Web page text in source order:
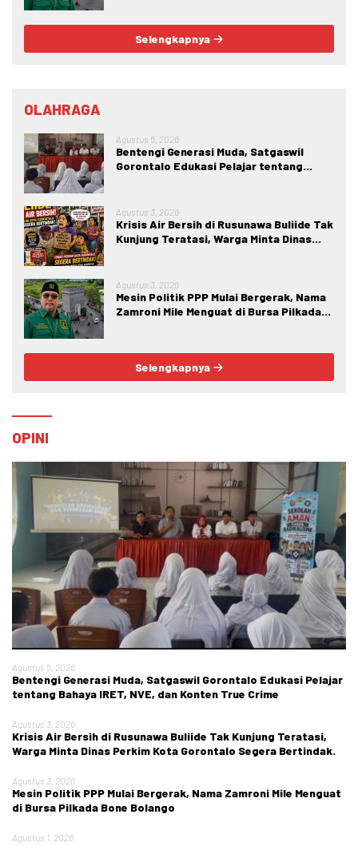
Selengkapnya
OLAHRAGA
Agustus 5, 2026
Bentengi Generasi Muda, Satgaswil
Gorontalo Edukasi Pelajar tentang
Agustus 3, 2026
Krisis Air Bersih di Rusunawa Buliide Tak
Kunjung Teratasi, Warga Minta Dinas
Agustus 3, 2026
Mesin Politik PPP Mulai Bergerak, Nama
Zamroni Mile Menguat di Bursa Pilkada
Selengkapnya
OPINI
Agustus 5, 2026
Bentengi Generasi Muda, Satgaswil Gorontalo Edukasi Pelajar
tentang Bahaya IRET, NVE, dan Konten True Crime
Agustus 3, 2026
Krisis Air Bersih di Rusunawa Buliide Tak Kunjung Teratasi,
Warga Minta Dinas Perkim Kota Gorontalo Segera Bertindak.
Agustus 3, 2026
Mesin Politik PPP Mulai Bergerak, Nama Zamroni Mile Menguat
di Bursa Pilkada Bone Bolango
Agustus 1, 2026